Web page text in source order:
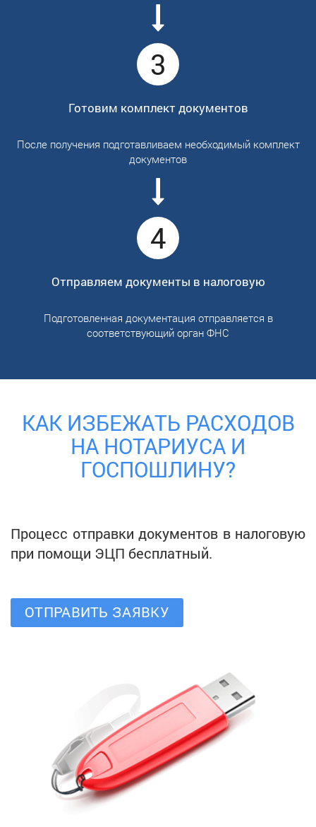
3
Готовим комплект документов
После получения подготавливаем необходимый комплект
документов
4
Отправляем документы в налоговую
Подготовленная документация отправляется в
соответствующий орган ФНС
КАК ИЗБЕЖАТЬ РАСХОДОВ
НА НОТАРИУСА И
ГОСПОШЛИНУ?
Процесс отправки документов в налоговую
при помощи ЭЦП бесплатный.
ОТПРАВИТЬ ЗАЯВКУ